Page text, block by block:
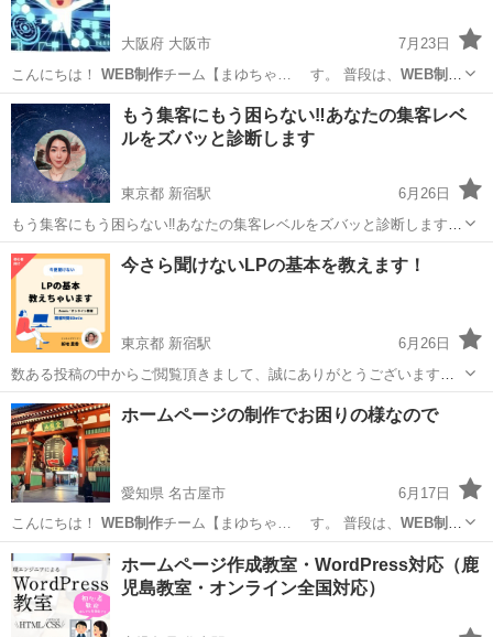
大阪府 大阪市
7月23日
こんにちは！ WEB制作チーム【まゆちゃ… ゙す。 普段は、 WEB制作
をしておりますか…
大阪 大阪市 ホームページ作成
もう集客にもう困らない‼️あなたの集客レベ
ルをズバッと診断します
東京都 新宿駅
6月26日
もう集客にもう困らない‼️あなたの集客レベルをズバッと診断します
数ある投稿の中からご閲覧頂きまして、誠にありがとうございます。
集客、新規顧客の獲得方法は様々です。 DM、SNS、インターネット
広告な...
東京 渋谷区 新宿駅 パソコン 集客
今さら聞けないLPの基本を教えます！
東京都 新宿駅
6月26日
数ある投稿の中からご閲覧頂きまして、誠にありがとうございます。
インターネット上でビジネスをするうえで欠かせないのがLP(ランディ
ングページ)です。 たった1枚のwebページですが、売上を左右する力
を持っています...
東京 渋谷区 パソコン プロフィール
ホームページの制作でお困りの様なので
愛知県 名古屋市
6月17日
こんにちは！ WEB制作チーム【まゆちゃ… ゙す。 普段は、 WEB制作
をしておりますか…
愛知 名古屋市 ホームページ作成
ホームページ作成教室・WordPress対応（鹿
児島教室・オンライン全国対応）